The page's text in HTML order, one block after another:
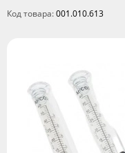
Код товара:001.010.613